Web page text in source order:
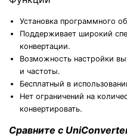
Установка программного
Поддерживает широкий
конвертации.
Возможность настройки
и частоты.
Бесплатный в
Нет ограничений на
конвертировать.
Сравните с